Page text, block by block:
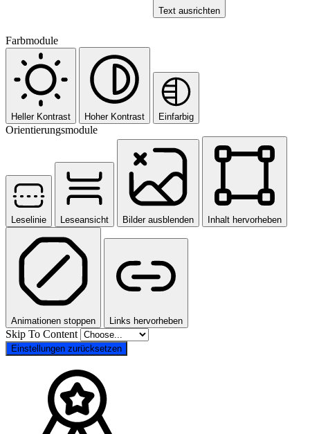
Text ausrichten
Farbmodule
Heller Kontrast Hoher Kontrast Einfarbig
Orientierungsmodule
Leselinie Leseansicht Bilder ausblenden Inhalt hervorheben
Animationen stoppen Links hervorheben
Skip To Content
Einstellungen zurücksetzen